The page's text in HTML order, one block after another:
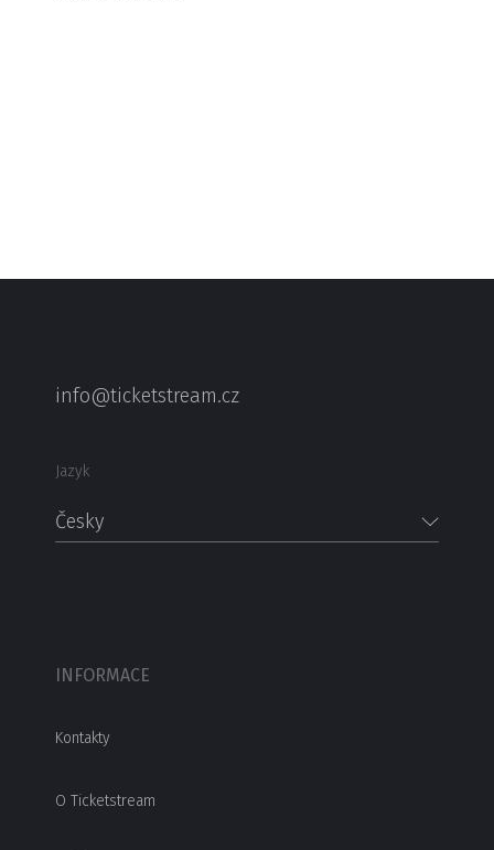
info@ticketstream.cz
Jazyk
Česky
INFORMACE
Kontakty
O Ticketstream